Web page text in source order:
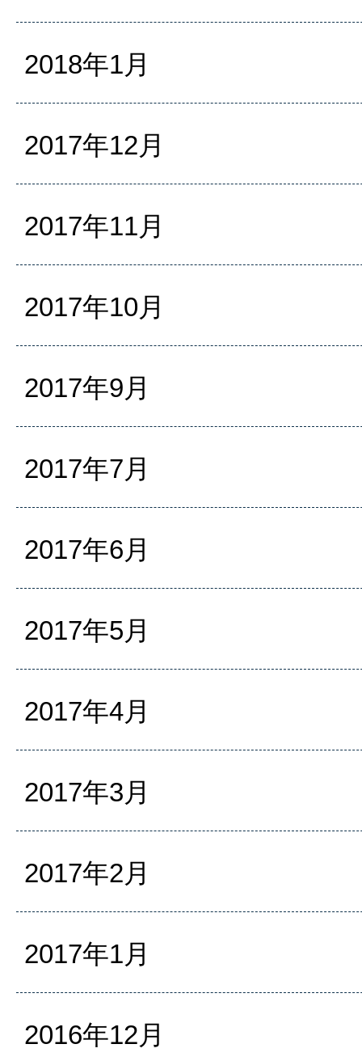
2018年1月
2017年12月
2017年11月
2017年10月
2017年9月
2017年7月
2017年6月
2017年5月
2017年4月
2017年3月
2017年2月
2017年1月
2016年12月